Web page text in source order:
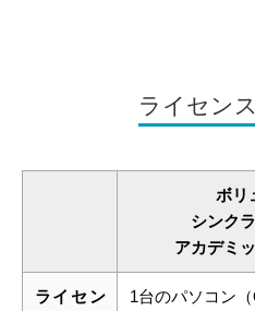
ライセン
ボリ
シンク
アカデミ
ライセン
1台のパソコン